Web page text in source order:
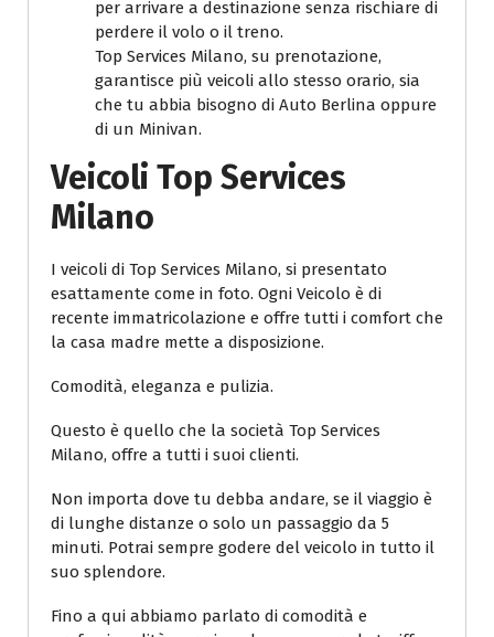
per arrivare a destinazione senza rischiare di
perdere il volo o il treno.
Top Services Milano, su prenotazione,
garantisce più veicoli allo stesso orario, sia
che tu abbia bisogno di Auto Berlina oppure
di un Minivan.
Veicoli Top Services
Milano
I veicoli di Top Services Milano, si presentato
esattamente come in foto. Ogni Veicolo è di
recente immatricolazione e offre tutti i comfort che
la casa madre mette a disposizione.
Comodità, eleganza e pulizia.
Questo è quello che la società Top Services
Milano, offre a tutti i suoi clienti.
Non importa dove tu debba andare, se il viaggio è
di lunghe distanze o solo un passaggio da 5
minuti. Potrai sempre godere del veicolo in tutto il
suo splendore.
Fino a qui abbiamo parlato di comodità e